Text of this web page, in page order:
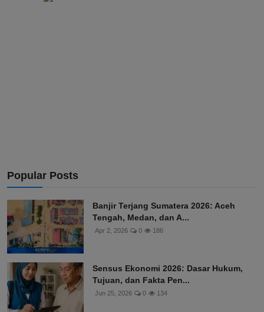
Popular Posts
Banjir Terjang Sumatera 2026: Aceh
Tengah, Medan, dan A...
Apr 2, 2026 0 186
Sensus Ekonomi 2026: Dasar Hukum,
Tujuan, dan Fakta Pen...
Jun 25, 2026 0 134